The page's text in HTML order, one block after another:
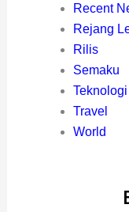
Recent
Rejang
Rilis
Semaku
Teknologi
Travel
World